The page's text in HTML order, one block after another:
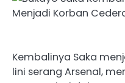
Kembalinya Saka
lini serang Arsenal,